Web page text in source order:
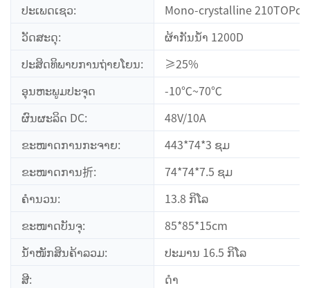
ປະເພດເຊວ:
Mono-crystalline
ວັດສະດຸ:
ຜ້າກັນນ້ຳ 1200D
ປະສິດທິພາບການຖ່າຍໂຍນ:
≥25%
ອຸນຫະພູມປະຈຸດ
-10℃~70℃
ຜົນຜະລິດ DC:
48V/10A
ຂະໜາດການກະຈາຍ:
443*74*3 ຊມ
ຂະໜາດການ折:
74*74*7.5 ຊມ
ຄໍານວນ:
13.8 ກິ​ໂລ
ຂະໜາດບັນຈຸ:
85*85*15cm
ນ້ຳໜັກສິນຄ້າລວມ:
ປະມານ 16.5 ກິໂລ
ສີ:
ດຳ